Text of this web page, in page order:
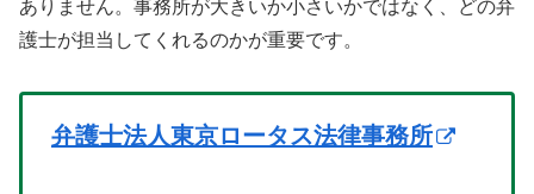
ありません。事務所が大きいか小さいかではなく、どの弁
護士が担当してくれるのかが重要です。
弁護士法人東京ロータス法律事務所